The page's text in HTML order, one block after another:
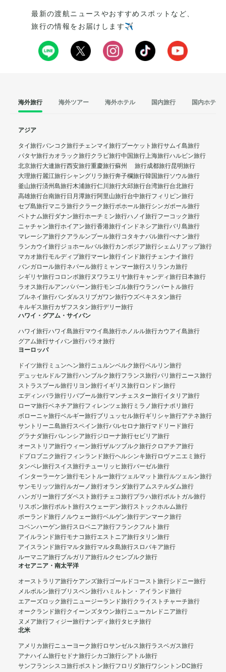
最新の渡航ニュースやおすすめスポットなど、
旅行の情報をお届けします✈️
海外旅行 海外ツアー 海外ホテル 国内旅行 国内ホテル
アジア
タイ旅行バンコク旅行チェンマイ旅行プーケット旅行サムイ島旅行
パタヤ旅行カオラック旅行クラビ旅行中国旅行上海旅行ハルビン旅行
北京旅行大連旅行西安旅行重慶旅行蘇州 旅行成都旅行昆明旅行
大理旅行麗江旅行シャングリラ旅行奔子欄旅行韓国旅行ソウル旅行
釜山旅行済州島旅行木浦旅行仁川旅行大邱旅行台湾旅行台北旅行
高雄旅行台南旅行日月潭旅行阿里山旅行台中旅行フィリピン旅行
セブ島旅行マニラ旅行クラーク旅行ボホール旅行シンガポール旅行
ベトナム旅行ダナン旅行ホーチミン旅行ハノイ旅行フーコック旅行
ニャチャン旅行ホイアン旅行香港旅行インドネシア旅行バリ島旅行
マレーシア旅行クアラルンプール旅行コタキナバル旅行ぺナン旅行
ランカウイ旅行ジョホールバル旅行カンボジア旅行シェムリアップ旅行
マカオ旅行モルディブ旅行マーレ旅行インド旅行チェンナイ旅行
バンガロール旅行ネパール旅行 ミャンマー旅行スリランカ旅行
シギリヤ旅行コロンボ旅行ヌワラエリヤ旅行キャンディ旅行日本旅行
ラオス旅行ルアンパバーン旅行モンゴル旅行ウランバートル旅行
ブルネイ旅行バンダルスリブガワン旅行ウズベキスタン旅行
キルギス旅行カザフスタン旅行デリー旅行
ハワイ・グアム・サイパン
ハワイ旅行ハワイ島旅行マウイ島旅行ホノルル旅行カウアイ島旅行
グアム旅行サイパン旅行パラオ旅行
ヨーロッパ
ドイツ旅行 ミュンヘン旅行ニュルンベルク旅行ベルリン旅行
デュッセルドルフ旅行ハンブルク旅行フランス旅行パリ旅行ニース旅行
ストラスブール旅行リヨン旅行イギリス旅行ロンドン旅行
エディンバラ旅行リバプール旅行マンチェスター旅行イタリア旅行
ローマ旅行ベネチア旅行フィレンツェ旅行 ミラノ旅行ナポリ旅行
ボローニャ旅行ベルギー旅行ブリュッセル旅行ギリシャ旅行アテネ旅行
サントリーニ島旅行スペイン旅行バルセロナ旅行マドリード旅行
グラナダ旅行バレンシア旅行ジローナ旅行セビリア旅行
オーストリア旅行ウィーン旅行ザルツブルク旅行クロアチア旅行
ドブロブニク旅行フィンランド旅行ヘルシンキ旅行ロヴァニエミ旅行
タンペレ旅行スイス旅行チューリッヒ旅行バーゼル旅行
インターラーケン旅行モントルー旅行ツェルマット旅行ルツェルン旅行
サンモリッツ旅行ルガーノ旅行オランダ旅行アムステルダム旅行
ハンガリー旅行ブダペスト旅行チェコ旅行プラハ旅行ポルトガル旅行
リスボン旅行ポルト旅行スウェーデン旅行ストックホルム旅行
ポーランド旅行ノルウェー旅行ベルゲン旅行デンマーク旅行
コペンハーゲン旅行スロベニア旅行フランクフルト旅行
アイルランド旅行モナコ旅行エストニア旅行タリン旅行
アイスランド旅行マルタ旅行マルタ島旅行スロバキア旅行
ルーマニア旅行ブルガリア旅行ルクセンブルク旅行
オセアニア・南太平洋
オーストラリア旅行ケアンズ旅行ゴールドコースト旅行シドニー旅行
メルボルン旅行ブリスベン旅行ハミルトン・アイランド旅行
エアーズロック旅行ニュージーランド旅行クライストチャーチ旅行
オークランド旅行クイーンズタウン旅行ニューカレドニア旅行
ヌメア旅行フィジー旅行ナンディ旅行タヒチ旅行
北米
アメリカ旅行ニューヨーク旅行ロサンゼルス旅行ラスベガス旅行
アナハイム旅行セドナ旅行シカゴ旅行シアトル旅行
サンフランシスコ旅行ボストン旅行フロリダ旅行ワシントンDC旅行